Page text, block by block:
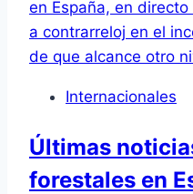
Internacionales
Últimas
forestales en